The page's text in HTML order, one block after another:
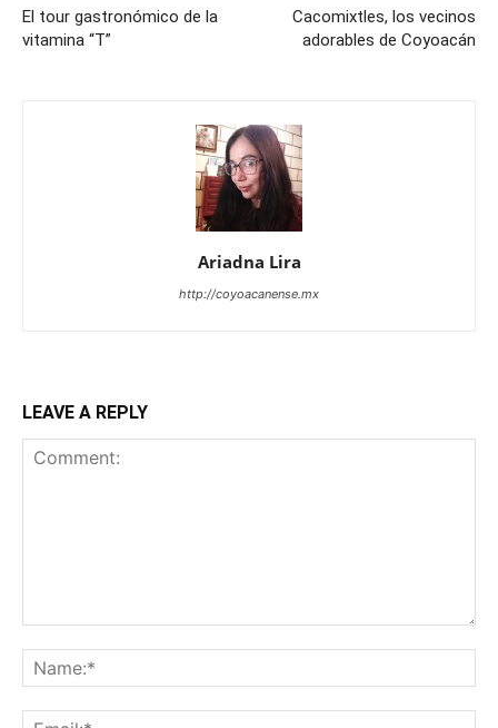
El tour gastronómico de la
vitamina “T”
Cacomixtles, los vecinos
adorables de Coyoacán
Ariadna Lira
http://coyoacanense.mx
LEAVE A REPLY